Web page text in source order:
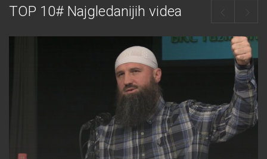
TOP 10# Najgledanijih videa